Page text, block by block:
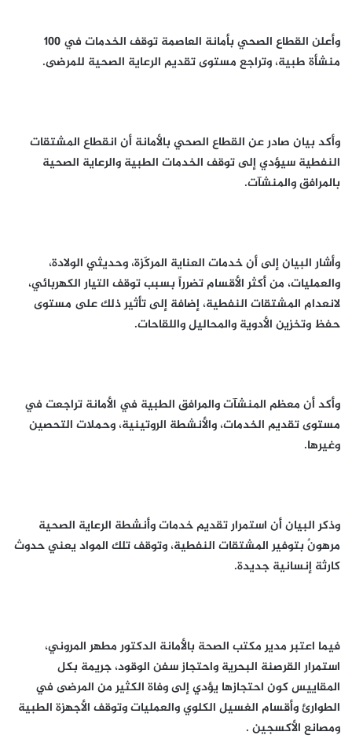
وأعلن القطاع الصحي بأمانة العاصمة توقف الخدمات في 100
منشأة طبية، وتراجع مستوى تقديم الرعاية الصحية للمرضى.
وأكد بيان صادر عن القطاع الصحي بالأمانة أن انقطاع المشتقات
النفطية سيؤدي إلى توقف الخدمات الطبية والرعاية الصحية
بالمرافق والمنشآت.
وأشار البيان إلى أن خدمات العناية المركّزة، وحديثي الولادة،
والعمليات، من أكثر الأقسام تضرراً بسبب توقف التيار الكهربائي،
لانعدام المشتقات النفطية، إضافة إلى تأثير ذلك على مستوى
حفظ وتخزين الأدوية والمحاليل واللقاحات.
وأكد أن معظم المنشآت والمرافق الطبية في الأمانة تراجعت في
مستوى تقديم الخدمات، والأنشطة الروتينية، وحملات التحصين
وغيرها.
وذكر البيان أن استمرار تقديم خدمات وأنشطة الرعاية الصحية
مرهونٌ بتوفير المشتقات النفطية، وتوقف تلك المواد يعني حدوث
كارثة إنسانية جديدة.
فيما اعتبر مدير مكتب الصحة بالأمانة الدكتور مطهر المروني،
استمرار القرصنة البحرية واحتجاز سفن الوقود، جريمة بكل
المقاييس كون احتجازها يؤدي إلى وفاة الكثير من المرضى في
الطوارئ وأقسام الغسيل الكلوي والعمليات وتوقف الأجهزة الطبية
ومصانع الأكسجين .